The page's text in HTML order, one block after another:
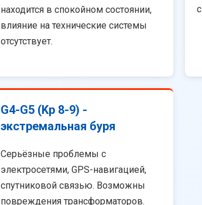
находится в спокойном состоянии,
влияние на технические системы
отсутствует.
G4-G5 (Kp 8-9) -
экстремальная буря
Серьёзные проблемы с
электросетями, GPS-навигацией,
спутниковой связью. Возможны
повреждения трансформаторов.